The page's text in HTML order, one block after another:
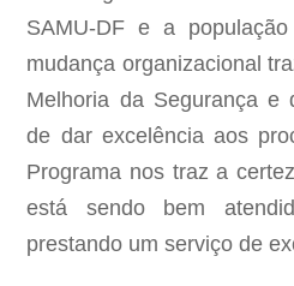
SAMU-DF e a
mudança organizacional
Melhoria da Segurança e
de dar excelência aos
Programa nos traz a
está sendo bem
prestando um serviço de